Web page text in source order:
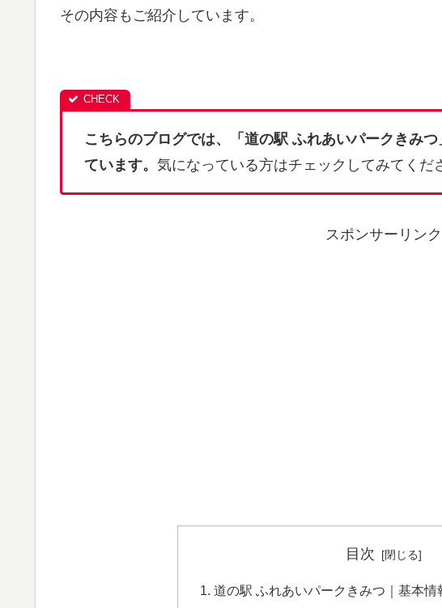
その内容もご紹介しています。
こちらのブログでは、「道の駅 ふれあいパークきみ
ています。 気になっている方はチェックしてみてくだ
スポンサーリンク
目次
道の駅 ふれあいパークきみつ｜基本情